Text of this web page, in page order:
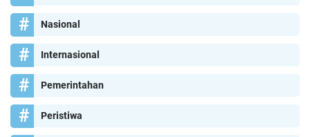
Nasional
Internasional
Pemerintahan
Peristiwa